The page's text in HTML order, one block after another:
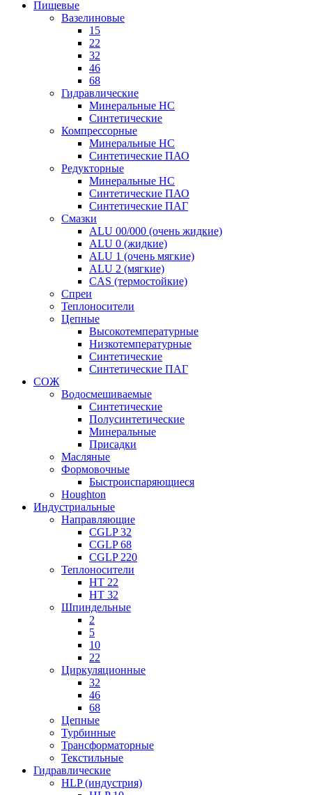
Пищевые
Вазелиновые
15
22
32
46
68
Гидравлические
Минеральные HC
Синтетические
Компрессорные
Минеральные HC
Синтетические ПАО
Редукторные
Минеральные HC
Синтетические ПАО
Синтетические ПАГ
Смазки
ALU 00/000 (очень жидкие)
ALU 0 (жидкие)
ALU 1 (очень мягкие)
ALU 2 (мягкие)
CAS (термостойкие)
Спреи
Теплоносители
Цепные
Высокотемпературные
Низкотемпературные
Синтетические
Синтетические ПАГ
СОЖ
Водосмешиваемые
Синтетические
Полусинтетические
Минеральные
Присадки
Масляные
Формовочные
Быстроиспаряющиеся
Houghton
Индустриальные
Направляющие
CGLP 32
CGLP 68
CGLP 220
Теплоносители
HT 22
HT 32
Шпиндельные
2
5
10
22
Циркуляционные
32
46
68
Цепные
Турбинные
Трансформаторные
Текстильные
Гидравлические
HLP (индустрия)